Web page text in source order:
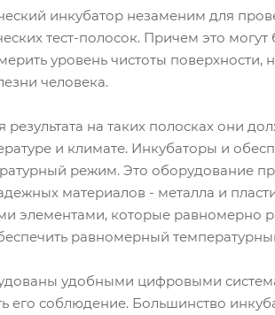
инкубатор незаменим для
тест-полосок. Причем это
уровень чистоты поверхности,
человека.
результата на таких полосках они
и климате. Инкубаторы и
режим. Это оборудование
материалов - металла и
элементами, которые равномерно
равномерный
удобными цифровыми
его соблюдение. Большинство